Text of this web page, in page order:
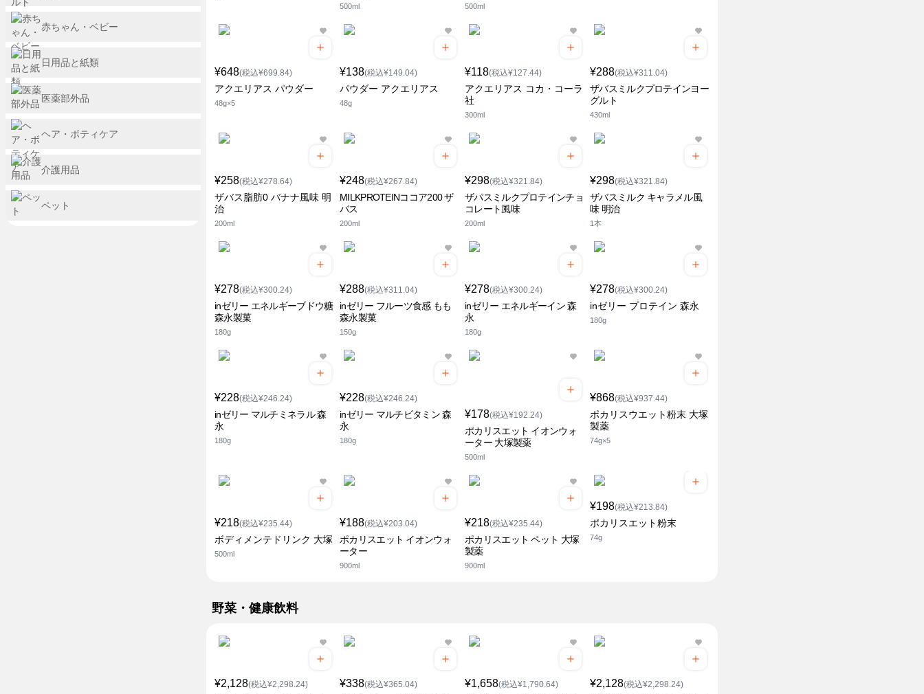
500ml 500ml
¥648(税込¥699.84)
アクエリアス パウダー
48g×5
¥138(税込¥149.04)
パウダー アクエリアス
48g
¥118(税込¥127.44)
アクエリアス コカ・コーラ
社
300ml
¥288(税込¥311.04)
ザバスミルクプロテインヨー
グルト
430ml
¥258(税込¥278.64)
ザバス脂肪0 バナナ風味 明
治
200ml
¥248(税込¥267.84)
MILKPROTEINココア200 ザ
バス
200ml
¥298(税込¥321.84)
ザパスミルクプロテインチョ
コレート風味
200ml
¥298(税込¥321.84)
ザバスミルク キャラメル風
味 明治
1本
¥278(税込¥300.24)
inゼリー エネルギーブドウ糖
森永製菓
180g
¥288(税込¥311.04)
inゼリー フルーツ食感 もも
森永製菓
150g
¥278(税込¥300.24)
inゼリー エネルギーイン 森
永
180g
¥278(税込¥300.24)
inゼリー プロテイン 森永
180g
¥228(税込¥246.24)
inゼリー マルチミネラル 森
永
180g
¥228(税込¥246.24)
inゼリー マルチビタミン 森
永
180g
¥178(税込¥192.24)
ポカリスエット イオンウォ
ーター 大塚製薬
500ml
¥868(税込¥937.44)
ポカリスウエット粉末 大塚
製薬
74g×5
¥218(税込¥235.44)
ボディメンテドリンク 大塚
500ml
¥188(税込¥203.04)
ポカリスエット イオンウォ
ーター
900ml
¥218(税込¥235.44)
ポカリスエット ペット 大塚
製薬
900ml
¥198(税込¥213.84)
ポカリスエット粉末
74g
野菜・健康飲料
¥2,128(税込¥2,298.24) ¥338(税込¥365.04) ¥1,658(税込¥1,790.64) ¥2,128(税込¥2,298.24)
赤ちゃん・ベビー
日用品と紙類
医薬部外品
ヘア・ボティケア
介護用品
ペット